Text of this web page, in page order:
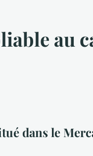
au
dans le